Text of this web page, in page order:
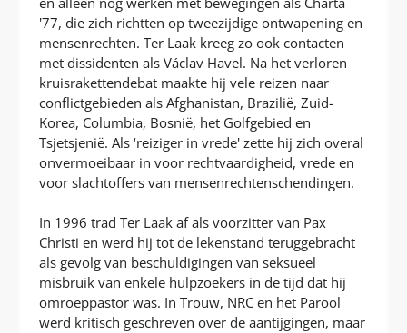
'77, die zich richtten op tweezijdige ontwapening en
mensenrechten. Ter Laak kreeg zo ook contacten
met dissidenten als Václav Havel. Na het verloren
kruisrakettendebat maakte hij vele reizen naar
conflictgebieden als Afghanistan, Brazilië, Zuid-
Korea, Columbia, Bosnië, het Golfgebied en
Tsjetsjenië. Als ‘reiziger in vrede' zette hij zich overal
onvermoeibaar in voor rechtvaardigheid, vrede en
voor slachtoffers van mensenrechtenschendingen.
In 1996 trad Ter Laak af als voorzitter van Pax
Christi en werd hij tot de lekenstand teruggebracht
als gevolg van beschuldigingen van seksueel
misbruik van enkele hulpzoekers in de tijd dat hij
omroeppastor was. In Trouw, NRC en het Parool
werd kritisch geschreven over de aantijgingen, maar